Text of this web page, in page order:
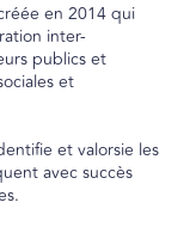
en 2014 qui
inter-
publics et
et
et valorsie les
avec succès